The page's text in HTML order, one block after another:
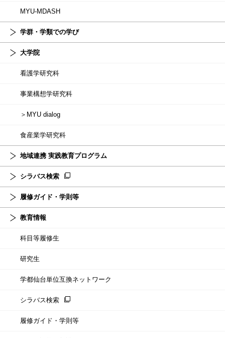
MYU-MDASH
学群・学類での学び
大学院
看護学研究科
事業構想学研究科
＞MYU dialog
食産業学研究科
地域連携 実践教育プログラム
シラバス検索
履修ガイド・学則等
教育情報
科目等履修生
研究生
学都仙台単位互換ネットワーク
シラバス検索
履修ガイド・学則等